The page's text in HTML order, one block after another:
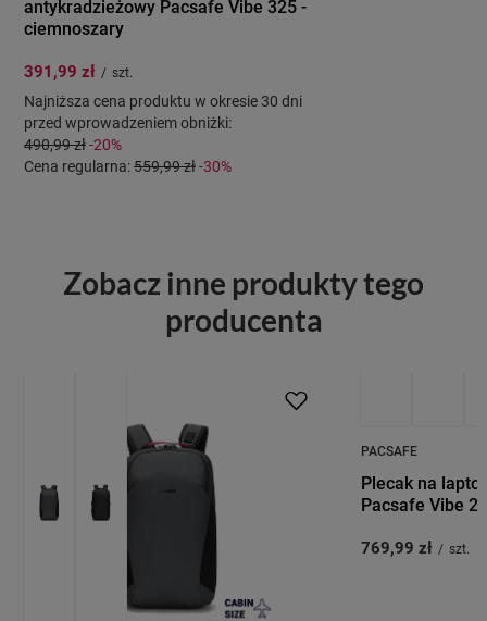
antykradzieżowy Pacsafe Vibe 325 -
ciemnoszary
391,99 zł / szt.
Najniższa cena produktu w okresie 30 dni
przed wprowadzeniem obniżki:
490,99 zł-20%
Cena regularna:559,99 zł-30%
Zobacz inne produkty tego
producenta
PACSAFE
Plecak na
Pacsafe Vibe
769,99 zł / szt.